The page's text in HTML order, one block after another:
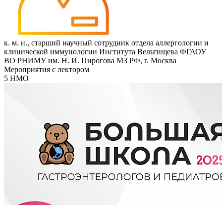
к. м. н., старший научный сотрудник отдела аллергологии и
клинической иммунологии Института Вельтищева ФГАОУ
ВО РНИМУ им. Н. И. Пирогова МЗ РФ, г. Москва
Мероприятия с лектором
5 НМО